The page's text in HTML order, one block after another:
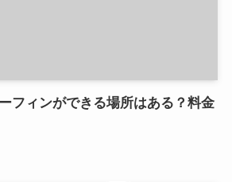
フィンができる場所はある？料金